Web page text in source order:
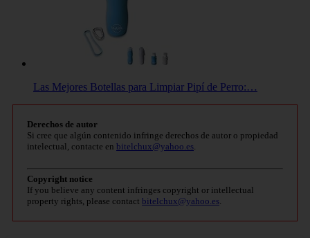
Las Mejores Botellas para Limpiar Pipí de Perro:…
Derechos de autor
Si cree que algún contenido infringe derechos de autor o propiedad
intelectual, contacte en bitelchux@yahoo.es.
Copyright notice
If you believe any content infringes copyright or intellectual
property rights, please contact bitelchux@yahoo.es.